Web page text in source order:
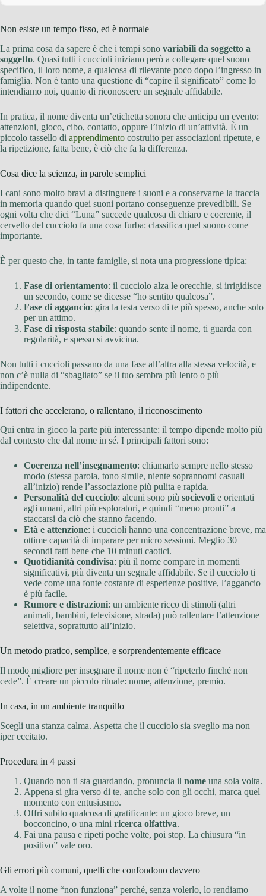
Non esiste un tempo fisso, ed è normale
La prima cosa da sapere è che i tempi sono variabili da soggetto a
soggetto. Quasi tutti i cuccioli iniziano però a collegare quel suono
specifico, il loro nome, a qualcosa di rilevante poco dopo l’ingresso in
famiglia. Non è tanto una questione di “capire il significato” come lo
intendiamo noi, quanto di riconoscere un segnale affidabile.
In pratica, il nome diventa un’etichetta sonora che anticipa un evento:
attenzioni, gioco, cibo, contatto, oppure l’inizio di un’attività. È un
piccolo tassello di apprendimento costruito per associazioni ripetute, e
la ripetizione, fatta bene, è ciò che fa la differenza.
Cosa dice la scienza, in parole semplici
I cani sono molto bravi a distinguere i suoni e a conservarne la traccia
in memoria quando quei suoni portano conseguenze prevedibili. Se
ogni volta che dici “Luna” succede qualcosa di chiaro e coerente, il
cervello del cucciolo fa una cosa furba: classifica quel suono come
importante.
È per questo che, in tante famiglie, si nota una progressione tipica:
Fase di orientamento: il cucciolo alza le orecchie, si irrigidisce
un secondo, come se dicesse “ho sentito qualcosa”.
Fase di aggancio: gira la testa verso di te più spesso, anche solo
per un attimo.
Fase di risposta stabile: quando sente il nome, ti guarda con
regolarità, e spesso si avvicina.
Non tutti i cuccioli passano da una fase all’altra alla stessa velocità, e
non c’è nulla di “sbagliato” se il tuo sembra più lento o più
indipendente.
I fattori che accelerano, o rallentano, il riconoscimento
Qui entra in gioco la parte più interessante: il tempo dipende molto più
dal contesto che dal nome in sé. I principali fattori sono:
Coerenza nell’insegnamento: chiamarlo sempre nello stesso
modo (stessa parola, tono simile, niente soprannomi casuali
all’inizio) rende l’associazione più pulita e rapida.
Personalità del cucciolo: alcuni sono più socievoli e orientati
agli umani, altri più esploratori, e quindi “meno pronti” a
staccarsi da ciò che stanno facendo.
Età e attenzione: i cuccioli hanno una concentrazione breve, ma
ottime capacità di imparare per micro sessioni. Meglio 30
secondi fatti bene che 10 minuti caotici.
Quotidianità condivisa: più il nome compare in momenti
significativi, più diventa un segnale affidabile. Se il cucciolo ti
vede come una fonte costante di esperienze positive, l’aggancio
è più facile.
Rumore e distrazioni: un ambiente ricco di stimoli (altri
animali, bambini, televisione, strada) può rallentare l’attenzione
selettiva, soprattutto all’inizio.
Un metodo pratico, semplice, e sorprendentemente efficace
Il modo migliore per insegnare il nome non è “ripeterlo finché non
cede”. È creare un piccolo rituale: nome, attenzione, premio.
In casa, in un ambiente tranquillo
Scegli una stanza calma. Aspetta che il cucciolo sia sveglio ma non
iper eccitato.
Procedura in 4 passi
Quando non ti sta guardando, pronuncia il nome una sola volta.
Appena si gira verso di te, anche solo con gli occhi, marca quel
momento con entusiasmo.
Offri subito qualcosa di gratificante: un gioco breve, un
bocconcino, o una mini ricerca olfattiva.
Fai una pausa e ripeti poche volte, poi stop. La chiusura “in
positivo” vale oro.
Gli errori più comuni, quelli che confondono davvero
A volte il nome “non funziona” perché, senza volerlo, lo rendiamo